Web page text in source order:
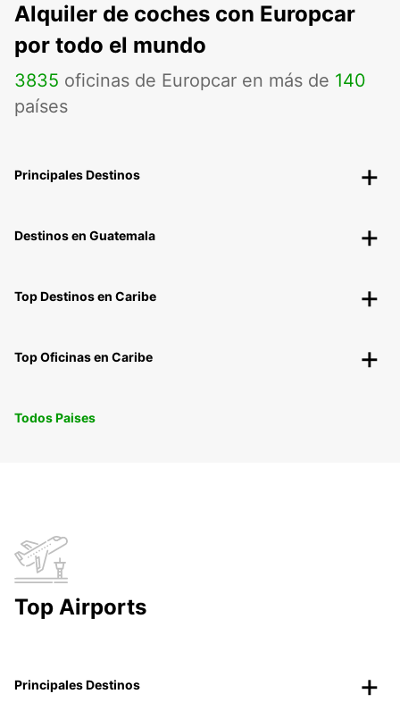
Alquiler de coches con Europcar
por todo el mundo
3835 oficinas de Europcar en más de 140
países
Principales Destinos
Destinos en Guatemala
Top Destinos en Caribe
Top Oficinas en Caribe
Todos Paises
Top Airports
Principales Destinos